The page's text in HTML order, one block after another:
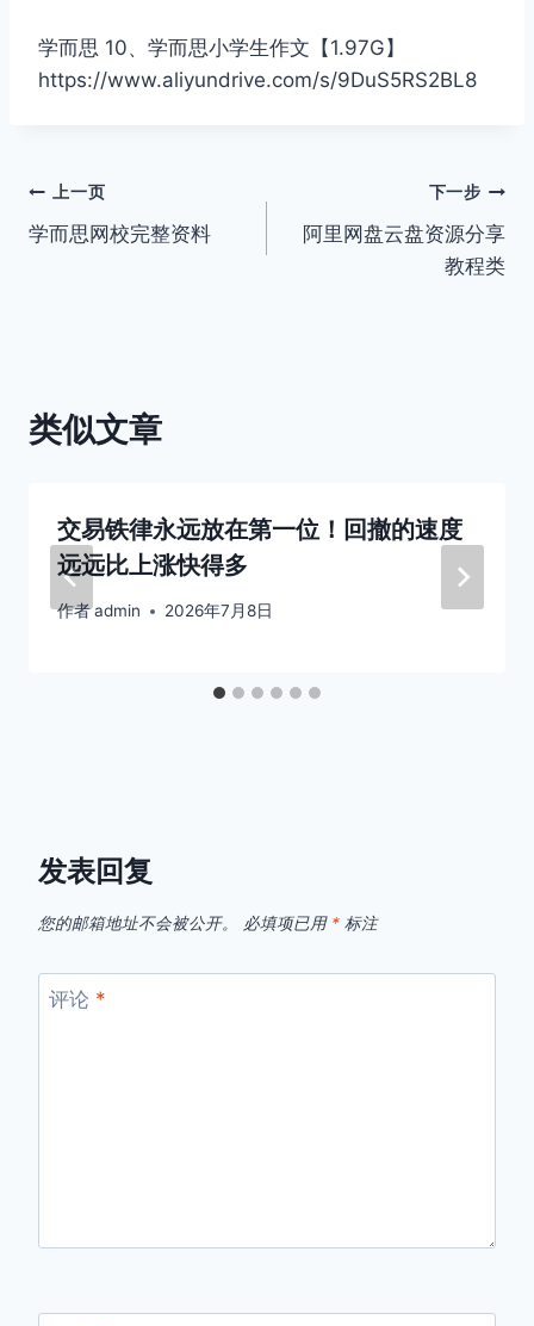
学而思 10、学而思小学生作文【1.97G】
https://www.aliyundrive.com/s/9DuS5RS2BL8
文
章
上一页
学而思网校完整资料
下一步
阿里网盘云盘资源分享
教程类
类似文章
交易铁律永远放在第一位！回撤的速度
远远比上涨快得多
作者admin 2026年7月8日
发表回复
您的邮箱地址不会被公开。 必填项已用 * 标注
评论 *